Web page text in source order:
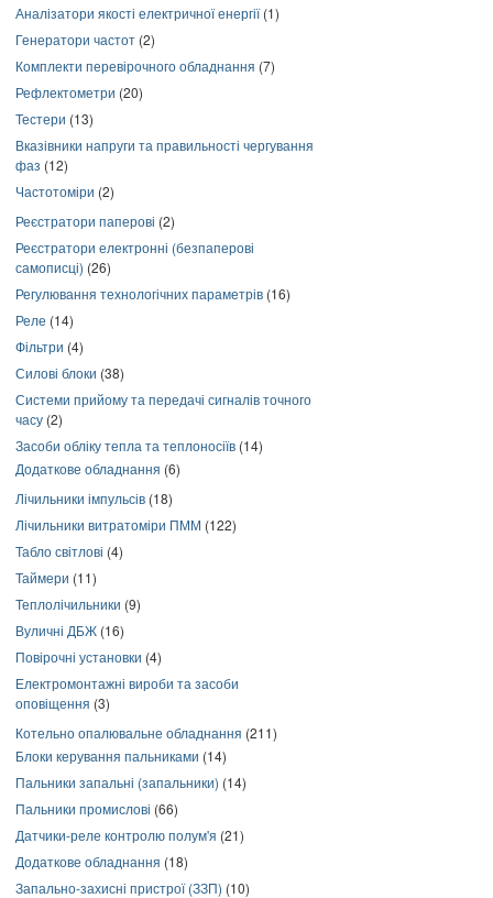
Аналізатори якості електричної енергії(1)
Генератори частот (2)
Комплекти перевірочного обладнання (7)
Рефлектометри (20)
Тестери (13)
Вказівники напруги та правильності чергування
фаз (12)
Частотоміри (2)
Реєстратори паперові (2)
Реєстратори електронні (безпаперові
самописці) (26)
Регулювання технологічних параметрів (16)
Реле (14)
Фільтри (4)
Силові блоки (38)
Системи прийому та передачі сигналів точного
часу (2)
Засоби обліку тепла та теплоносіїв (14)
Додаткове обладнання (6)
Лічильники імпульсів (18)
Лічильники витратоміри ПММ (122)
Табло світлові (4)
Таймери (11)
Теплолічильники (9)
Вуличні ДБЖ (16)
Повірочні установки (4)
Електромонтажні вироби та засоби
оповіщення (3)
Котельно опалювальне обладнання (211)
Блоки керування пальниками (14)
Пальники запальні (запальники) (14)
Пальники промислові (66)
Датчики-реле контролю полум'я (21)
Додаткове обладнання (18)
Запально-захисні пристрої (ЗЗП) (10)